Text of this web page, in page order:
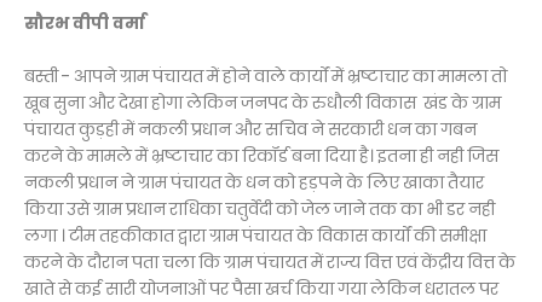
सौरभ वीपी वर्मा
बस्ती - आपने ग्राम पंचायत में होने वाले कार्यों में भ्रष्टाचार का मामला तो
खूब सुना और देखा होगा लेकिन जनपद के रुधौली विकास खंड के ग्राम
पंचायत कुड़ही में नकली प्रधान और सचिव ने सरकारी धन का गबन
करने के मामले में भ्रष्टाचार का रिकॉर्ड बना दिया है। इतना ही नही जिस
नकली प्रधान ने ग्राम पंचायत के धन को हड़पने के लिए खाका तैयार
किया उसे ग्राम प्रधान राधिका चतुर्वेदी को जेल जाने तक का भी डर नही
लगा । टीम तहकीकात द्वारा ग्राम पंचायत के विकास कार्यों की समीक्षा
करने के दौरान पता चला कि ग्राम पंचायत में राज्य वित्त एवं केंद्रीय वित्त के
खाते से कई सारी योजनाओं पर पैसा खर्च किया गया लेकिन धरातल पर